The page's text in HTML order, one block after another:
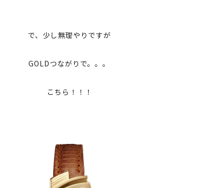
で、少し無理やりですが
GOLDつながりで。。。
こちら！！！